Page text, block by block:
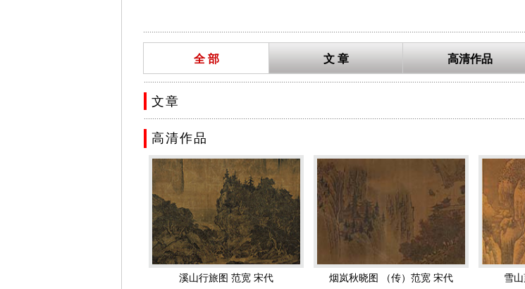
2004年，美国《生活》杂志将范宽评为上一千年对人类最有影响的百大人物第59位。
善画山水，师荆浩、李成，能自出新意，别成一家。他重视写生，常居山林之间，危
停止。宋人论他的作品，大多气魄雄伟，境界浩莽。构图继承荆浩“善写云中山顶，四
的墨韵，厚实而滋润。但晚年用墨过多，土石不分，势虽雄杰，然深暗如暮液晦暝。其
麻皴”的。画屋字先用界画铁线，然后以墨色笼染，后人叫他铁层。传世作品，据《宣
如：《溪山行旅图》、《关山雪渡图》、《万里江山图》、《重山复岭图》、《雪山图
绘画风格
范宽早年师从荆浩、李成，后来他觉悟到应当重视对自然山川景物的观察、体验，
微妙变化，对景造意，将崇山峻岭的雄强气势老树密林的荒寒景色，生动地现于笔下
画出岩石的形貌质感。画上的大山巍然矗立，浑厚壮观，具有压顶逼人的气势。北宋后
范宽的山水形象与李成的烟林情旷、气象萧疏的情调体貌相反，而别具风格。北宋刘道
之笔，远望不离座外”。并与两位师长并称北宋初年的三大家。范宽的作品多取材于其
用全景式高远构图，著名书画家米芾在其《画史》中说“范宽山水，显显如恒岱”。
范宽善用雨点皴和积墨法，以造成“如行夜山”（《宣和画谱》）般的沉郁效果，衬托
全 部 文 章 高清作品
文章
高清作品
溪山行旅图 范宽 宋代 烟岚秋晓图 （传）范宽 宋代 雪